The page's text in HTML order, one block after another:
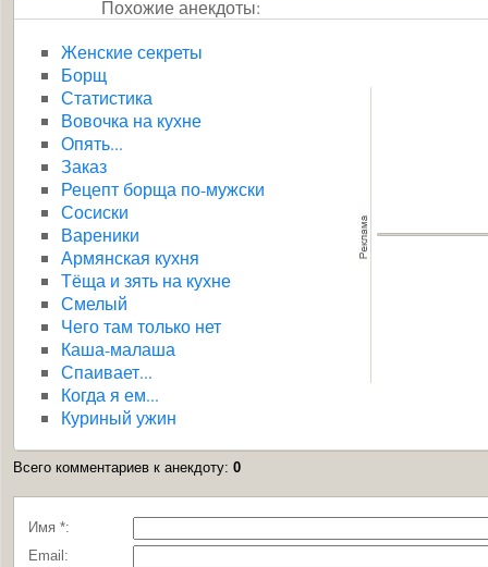
Похожие анекдоты:
Женские секреты
Борщ
Статистика
Вовочка на кухне
Опять...
Заказ
Рецепт борща по-мужски
Сосиски
Вареники
Армянская кухня
Тёща и зять на кухне
Смелый
Чего там только нет
Каша-малаша
Спаивает...
Когда я ем...
Куриный ужин
Всего комментариев к анекдоту: 0
Имя *:
Email: